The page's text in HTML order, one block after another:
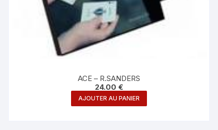
ACE – R.SANDERS
24.00 €
AJOUTER AU PANIER